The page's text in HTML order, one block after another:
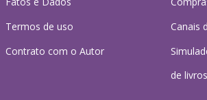
Termos de uso
Contrato com o Autor
Canais
de livros